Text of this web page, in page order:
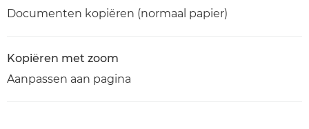
Documenten kopiëren (normaal papier)
Kopiëren met zoom
Aanpassen aan pagina